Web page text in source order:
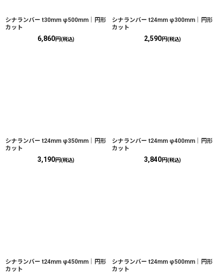
シナランバー t30mm φ500mm｜円形
カット
6,860円(税込)
シナランバー t24mm φ300mm｜円形
カット
2,590円(税込)
シナランバー t24mm φ350mm｜円形
カット
3,190円(税込)
シナランバー t24mm φ400mm｜円形
カット
3,840円(税込)
シナランバー t24mm φ450mm｜円形
カット
シナランバー t24mm φ500mm｜円形
カット